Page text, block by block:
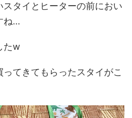
スタイとヒーターの前におい
ね…
たw
てきてもらったスタイがこ